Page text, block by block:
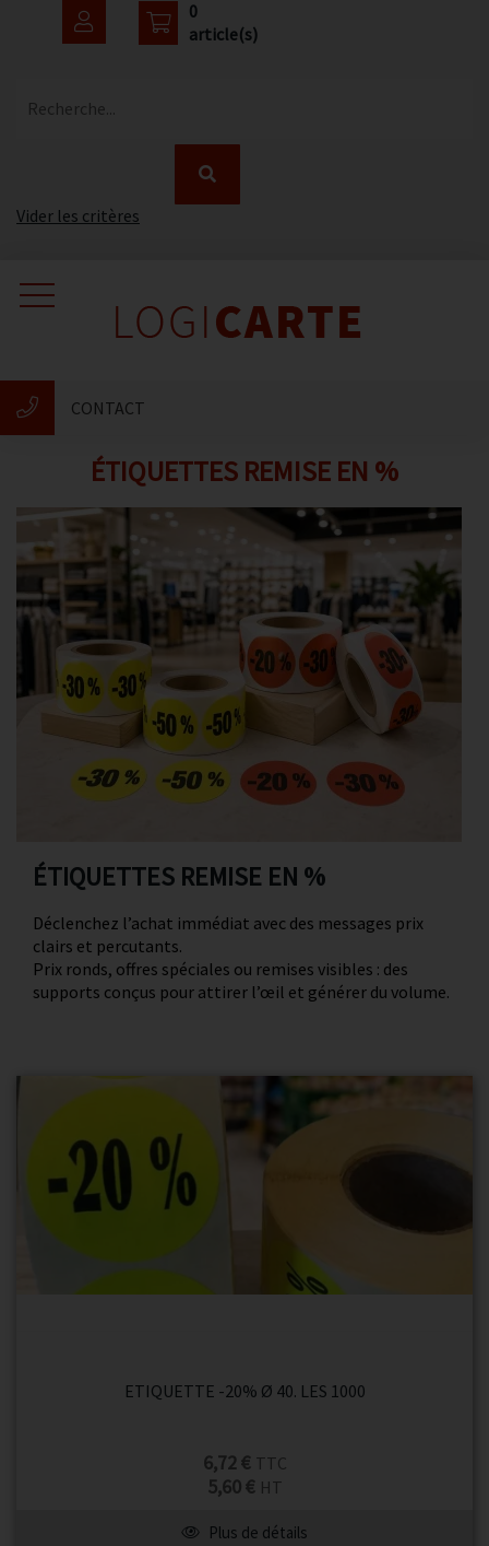
0
article(s)
Recherche...
Vider les critères
CONTACT
Catalogue
Avis client
Contact
ÉTIQUETTES REMISE EN %
ÉTIQUETTES REMISE EN %
Déclenchez l’achat immédiat avec des messages prix
clairs et percutants.
Prix ronds, offres spéciales ou remises visibles : des
supports conçus pour attirer l’œil et générer du volume.
ETIQUETTE -20% Ø 40. LES 1000
6,72 € TTC
5,60 € HT
Plus de détails